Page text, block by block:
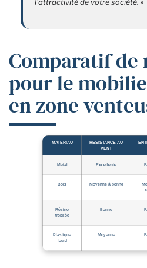
Comparatif
pour le
en zone
MATÉRIAU
RÉSISTANCE AU
VENT
Métal Excellente
Bois Moyenne à bonne
Résine
tressée
Bonne
Plastique
lourd
Moyenne